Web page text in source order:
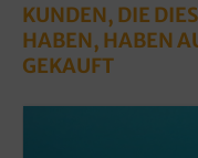
KUNDEN, DIE
HABEN, HABEN
GEKAUFT